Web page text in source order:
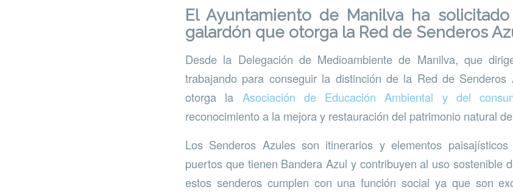
ElAyuntamiento de Manilva ha
galardón que otorga la Red de Senderos
Desde la Delegación de Medioambiente de Manilva, que
trabajando para conseguir la distinción de la Red de Senderos
otorga la Asociación de Educación Ambiental y del
reconocimiento a la mejora y restauración del patrimonio natural
Los Senderos Azules son itinerarios y elementos
puertos que tienen Bandera Azul y contribuyen al uso sostenible
estos senderos cumplen con una función social ya que son